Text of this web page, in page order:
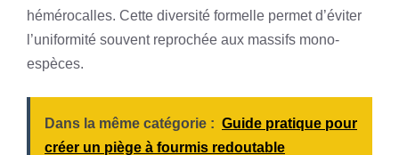
hémérocalles. Cette diversité formelle permet d’éviter
l’uniformité souvent reprochée aux massifs mono-
espèces.
Dans la même catégorie : Guide pratique pour
créer un piège à fourmis redoutable